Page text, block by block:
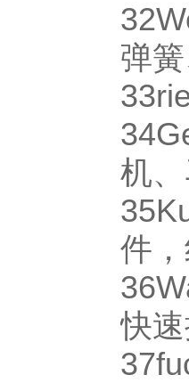
32
弹
33
34
机
35
件
36
快
37